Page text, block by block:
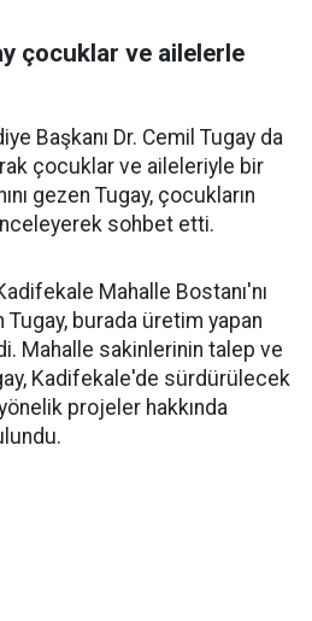
çocuklar ve ailelerle
Başkanı Dr. Cemil Tugay da
çocuklar ve aileleriyle bir
gezen Tugay, çocukların
inceleyerek sohbet etti.
Mahalle Bostanı'nı
burada üretim yapan
Mahalle sakinlerinin talep ve
Kadifekale'de sürdürülecek
projeler hakkında